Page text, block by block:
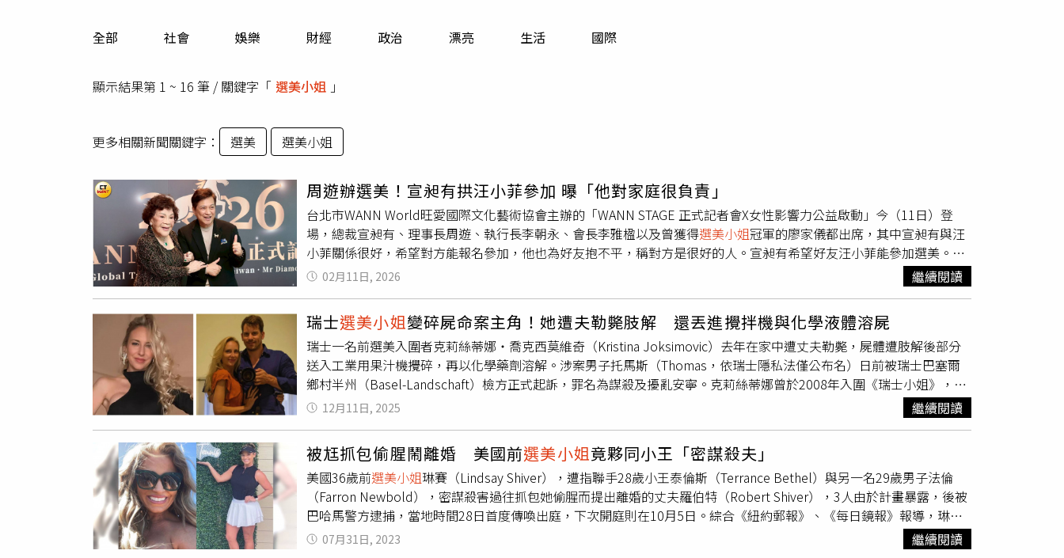
運勢
全部 社會 娛樂 財經 政治 漂亮 生活 國際
顯示結果第 1 ~ 16 筆 / 關鍵字「 選美小姐 」
更多相關新聞關鍵字： 選美 選美小姐
周遊辦選美！宣昶有拱汪小菲參加 曝「他對家庭很負責」
台北市WANN World旺愛國際文化藝術協會主辦的「WANN STAGE 正式記者會X女性影響力公益啟動」今（11日）登
場，總裁宣昶有、理事長周遊、執行長李朝永、會長李雅楹以及曾獲得選美小姐冠軍的廖家儀都出席，其中宣昶有與汪
小菲關係很好，希望對方能報名參加，他也為好友抱不平，稱對方是很好的人。宣昶有希望好友汪小菲能參加選美。
（圖／黃耀徵攝）宣昶有提到舉辦選美活動，不少企業家好友都是贊助人，汪小菲就是其中之一，「小菲一定會幫助
我，今年中國市場大洗牌，我們一起涉略健康食品，還有阿良（李進良），我們都在一起。」宣昶有也說在大S的事情
之後，大家對汪小菲有很多誤解，「汪小菲是北方性格，但對家庭很負責任。」並大讚汪小菲與第二任妻子馬筱梅都是
很好的人，希望他們能來選「鑽石夫妻」。周遊過年全家會到泰國度假。（圖／黃耀徵攝）談到想辦選美的原因，周遊
表示：「跟一般選美不一樣，是用愛心去做，為社會服務的那種選美，生過病的也來參加，才是我們真正要做的愛心選
舉。」廖家儀也說周遊一直在做善事，幫助許多獨居老人與偏鄉孩子，「他們宣揚的理念很棒，不是只有讓大家虛榮地
覺得自己是冠軍，阿姑在就是品牌保證。」農曆新年將至，問及有什麼計畫？周遊表示一家人要到泰國度假，就連正在
拍戲的導演兒子馮凱這幾天也在趕進度，雖然馮凱執導的《豆腐媽媽》爆出替身演員重傷的爭議，不過李朝永說馮凱還
是會好好導戲，周遊也對兒子的新作品成績很滿意，「這部戲是這幾年（收視率）最高的，有其母必有其子，我跟他說
收視率到5給他500萬，很怕真的會到5！」
02月11日, 2026 繼續閱讀
瑞士選美小姐變碎屍命案主角！她遭夫勒斃肢解 還丟進攪拌機與化學液體溶屍
瑞士一名前選美入圍者克莉絲蒂娜‧喬克西莫維奇（Kristina Joksimovic）去年在家中遭丈夫勒斃，屍體遭肢解後部分
送入工業用果汁機攪碎，再以化學藥劑溶解。涉案男子托馬斯（Thomas，依瑞士隱私法僅公布名）日前被瑞士巴塞爾
鄉村半州（Basel-Landschaft）檢方正式起訴，罪名為謀殺及擾亂安寧。克莉絲蒂娜曾於2008年入圍《瑞士小姐》，後
轉任模特兒訓練師，與丈夫育有兩名子女。根據《PEOPLE》、《紐約郵報》（New York Post）與《ETtoday新聞雲》
報導，這起案件發生於2024年2月13日，地點位於兩人共同居住的賓寧根（Binningen）住所。38歲的喬克西莫維奇被發
割傷，後腦、肩胛、腿部等也有鈍器創傷痕跡。根據法醫報告與法院文件，托馬斯在犯案後使用電鋸、園藝剪與刀具對
遺體進行系統性肢解，並取出子宮等器官。部分屍塊被投入工業攪拌機「果汁化」，其餘則使用化學溶劑進行處理，試
圖湮滅證據。現場調查發現，他在處理遺體過程中還一邊觀看YouTube影片。喬克西莫維奇的父親在洗衣間發現一個黑
色塑膠袋，袋中露出的金髮使其警覺，才揭發此案。警方進一步於現場尋獲皮膚組織、肌肉碎塊與骨頭殘骸。托馬斯最
初供稱，是在家中樓梯間發現妻子遺體，後又改口聲稱遭對方持刀攻擊後自衛殺人。但法院調查認為，嫌犯在數小時內
12月11日, 2025 繼續閱讀
被尪抓包偷腥鬧離婚 美國前選美小姐竟夥同小王「密謀殺夫」
美國36歲前選美小姐琳賽（Lindsay Shiver），遭指聯手28歲小王泰倫斯（Terrance Bethel）與另一名29歲男子法倫
（Farron Newbold），密謀殺害過往抓包她偷腥而提出離婚的丈夫羅伯特（Robert Shiver），3人由於計畫暴露，後被
巴哈馬警方逮捕，當地時間28日首度傳喚出庭，下次開庭則在10月5日。綜合《紐約郵報》、《每日鏡報》報導，琳賽
曾在2005年當選喬治亞州休士頓郡（Houston County）小姐，同年還獲全國花生節選美比賽亞軍，她與曾為美式足球
隊球員、現任壽險公司執行副總裁的羅伯特， 2007年在奧本大學（Auburn University）的健身課堂相識，婚後育有3名
07月31日, 2023 繼續閱讀